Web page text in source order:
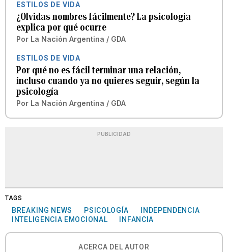
ESTILOS DE VIDA
¿Olvidas nombres fácilmente? La psicología
explica por qué ocurre
Por La Nación Argentina / GDA
ESTILOS DE VIDA
Por qué no es fácil terminar una relación,
incluso cuando ya no quieres seguir, según la
psicología
Por La Nación Argentina / GDA
PUBLICIDAD
TAGS
BREAKING NEWS PSICOLOGÍA
INDEPENDENCIA
INTELIGENCIA EMOCIONAL
INFANCIA
ACERCA DEL AUTOR